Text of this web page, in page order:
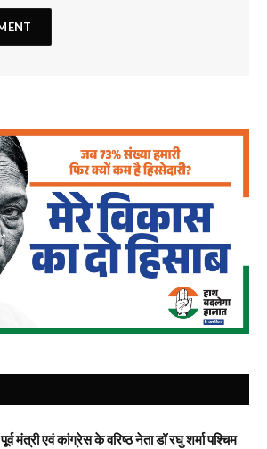
पूर्व मंत्री एवं कांग्रेस के वरिष्ठ नेता डॉ रघु शर्मा पश्चिम